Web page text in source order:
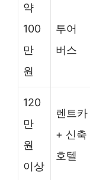
약
100
만
원
투어
버스
120
만
원
이상
렌트카
+ 신축
호텔